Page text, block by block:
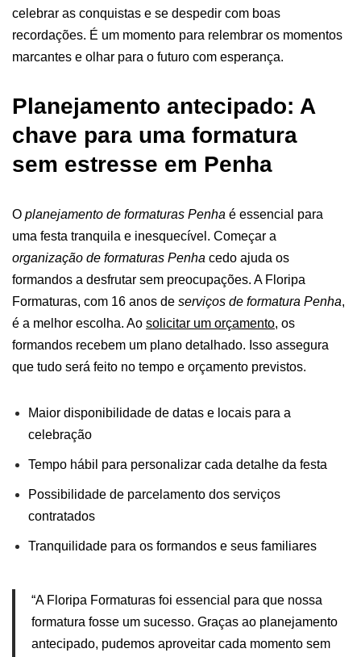
celebrar as conquistas e se despedir com boas
recordações. É um momento para relembrar os momentos
marcantes e olhar para o futuro com esperança.
Planejamento antecipado: A
chave para uma formatura
sem estresse em Penha
O planejamento de formaturas Penha é essencial para
uma festa tranquila e inesquecível. Começar a
organização de formaturas Penha cedo ajuda os
formandos a desfrutar sem preocupações. A Floripa
Formaturas, com 16 anos de serviços de formatura Penha,
é a melhor escolha. Ao solicitar um orçamento, os
formandos recebem um plano detalhado. Isso assegura
que tudo será feito no tempo e orçamento previstos.
Maior disponibilidade de datas e locais para a
celebração
Tempo hábil para personalizar cada detalhe da festa
Possibilidade de parcelamento dos serviços
contratados
Tranquilidade para os formandos e seus familiares
“A Floripa Formaturas foi essencial para que nossa
formatura fosse um sucesso. Graças ao planejamento
antecipado, pudemos aproveitar cada momento sem